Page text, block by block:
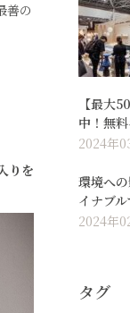
善の
りを
【最大
中！無
2024年
環境へ
イナブ
2024年
タグ